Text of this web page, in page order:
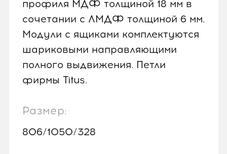
профиля МДФ толщиной 18 мм в
сочетании с ЛМДФ толщиной 6 мм.
Модули с ящиками комплектуются
шариковыми направляющими
полного выдвижения. Петли
фирмы Titus.
Размер:
806/1050/328